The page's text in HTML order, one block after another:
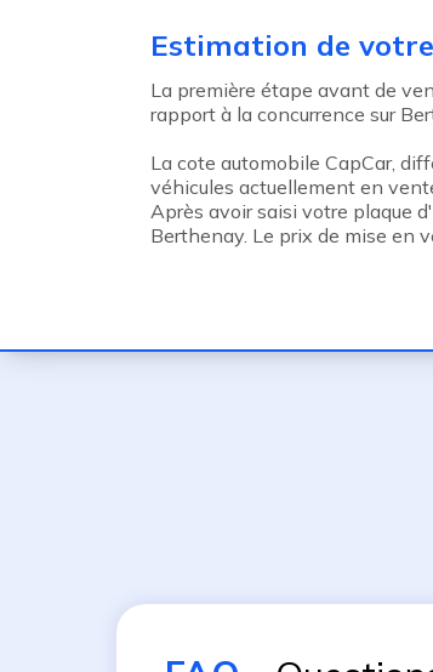
Estimation de
La première étape avant de
rapport à la concurrence sur
La cote automobile CapCar,
véhicules actuellement en
Après avoir saisi votre plaque
Berthenay. Le prix de mise en